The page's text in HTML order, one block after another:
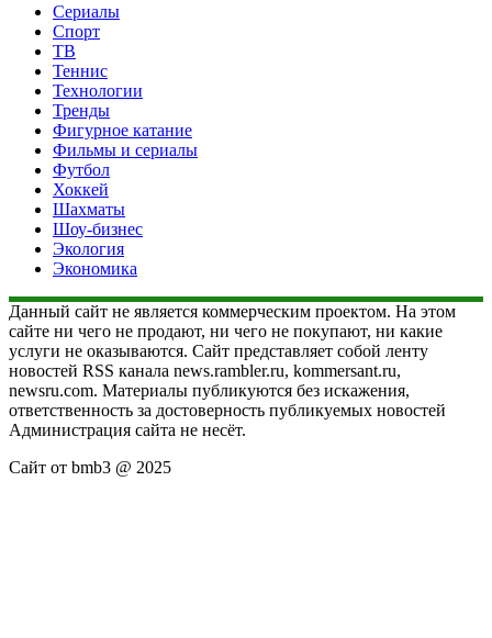
Сериалы
Спорт
ТВ
Теннис
Технологии
Тренды
Фигурное катание
Фильмы и сериалы
Футбол
Хоккей
Шахматы
Шоу-бизнес
Экология
Экономика
Данный сайт не является коммерческим проектом. На этом
сайте ни чего не продают, ни чего не покупают, ни какие
услуги не оказываются. Сайт представляет собой ленту
новостей RSS канала news.rambler.ru, kommersant.ru,
newsru.com. Материалы публикуются без искажения,
ответственность за достоверность публикуемых новостей
Администрация сайта не несёт.
Сайт от bmb3 @ 2025